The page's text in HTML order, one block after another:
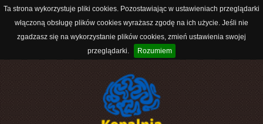
Ta strona wykorzystuje pliki cookies. Pozostawiając w ustawieniach przeglądarki
włączoną obsługę plików cookies wyrażasz zgodę na ich użycie. Jeśli nie
zgadzasz się na wykorzystanie plików cookies, zmień ustawienia swojej
przeglądarki.
Rozumiem